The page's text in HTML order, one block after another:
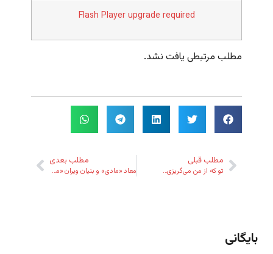
Flash Player upgrade required
مطلب مرتبطی یافت نشد.
مطلب قبلی
تو که از من می‌گریزی…
مطلب بعدی
معاد «مادی» و بنیان ویران «مسلمانی» در نظر اکبر گنجی
بایگانی